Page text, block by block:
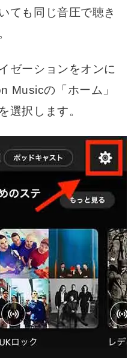
ても同じ音圧で聴き
ゼーションをオンに
Musicの「ホーム」
選択します。